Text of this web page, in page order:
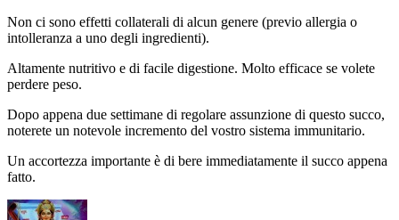
Non ci sono effetti collaterali di alcun genere (previo allergia o
intolleranza a uno degli ingredienti).
Altamente nutritivo e di facile digestione. Molto efficace se volete
perdere peso.
Dopo appena due settimane di regolare assunzione di questo succo,
noterete un notevole incremento del vostro sistema immunitario.
Un accortezza importante è di bere immediatamente il succo appena
fatto.